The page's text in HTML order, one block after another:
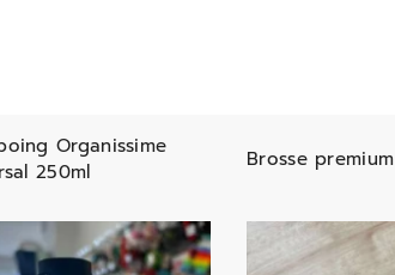
Organissime
250ml
Brosse premium